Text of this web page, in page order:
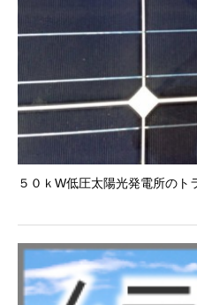
５０ｋW低圧太陽光発電所の